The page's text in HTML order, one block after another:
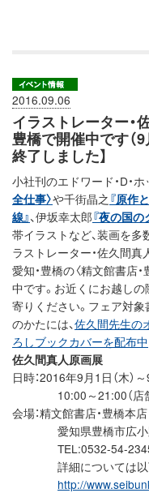
2016.09.06
イラストレーター・
豊橋で開催中です（
終了しました】
小社刊のエドワード・D・ホ
全仕事〉や千街晶之 『原作
線』、伊坂幸太郎『夜の国の
帯イラストなど、装画を多
ラストレーター・佐久間
愛知・豊橋の〈精文館書店
中です。お近くにお越しの
寄りください。フェア対
のかたには、佐久間先生の
ろしブックカバーを配布中
佐久間真人原画展
日時：2016年9月1日（木）～
10:00～21:00（店舗
会場：精文館書店・豊橋本
愛知県豊橋市広小
TEL:0532-54-
詳細については以下
http://